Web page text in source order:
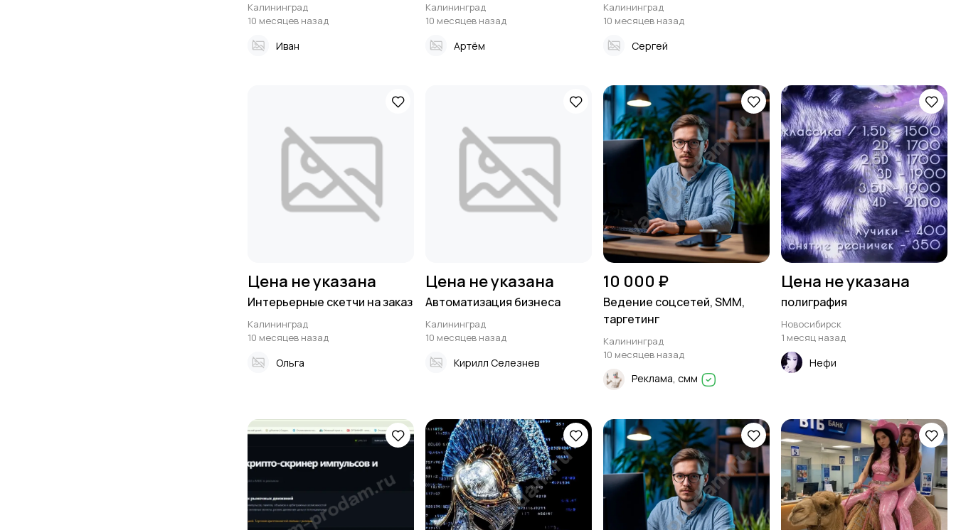
Калининград
10 месяцев назад
Иван
Калининград
10 месяцев назад
Артём
Калининград
10 месяцев назад
Сергей
Цена не указана
Интерьерные скетчи на заказ
Калининград
10 месяцев назад
Ольга
Цена не указана
Автоматизация бизнеса
Калининград
10 месяцев назад
Кирилл Селезнев
10 000 ₽
Ведение соцсетей, SMM,
таргетинг
Калининград
10 месяцев назад
Реклама, смм
Цена не указана
полиграфия
Новосибирск
1 месяц назад
Нефи